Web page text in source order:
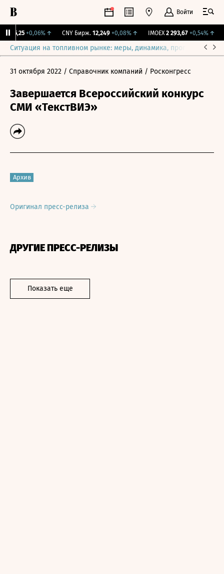
Войти
115,25 +0,06%↑ CNY Бирж. 12,249 +0,08%↑ IMOEX 2 293,67 +0,54%↑
Ситуация на топливном рынке: меры, динамика, прогнозы
31 октября 2022 / Справочник компаний / Росконгресс
Завершается Всероссийский конкурс
СМИ «ТекстВИЭ»
Архив
Оригинал пресс-релиза
ДРУГИЕ ПРЕСС-РЕЛИЗЫ
Показать еще